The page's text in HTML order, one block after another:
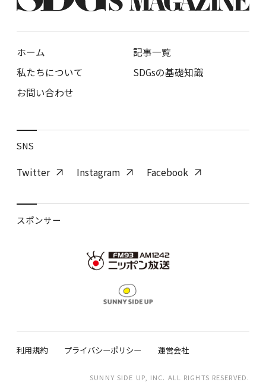
ホーム
記事一覧
私たちについて
SDGsの基礎知識
お問い合わせ
SNS
Twitter Instagram Facebook
スポンサー
利用規約 プライバシーポリシー 運営会社
SUNNY SIDE UP, INC. ALL RIGHTS RESERVED.